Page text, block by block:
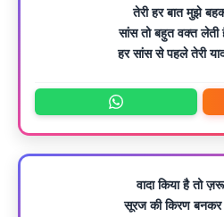
तेरी हर बात मुझे
सांस तो बहुत वक्त
हर सांस से पहले तेरी
वादा किया है तो
सूरज की किरण